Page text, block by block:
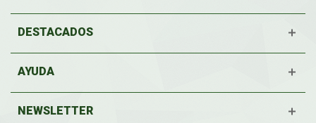
DESTACADOS
AYUDA
NEWSLETTER